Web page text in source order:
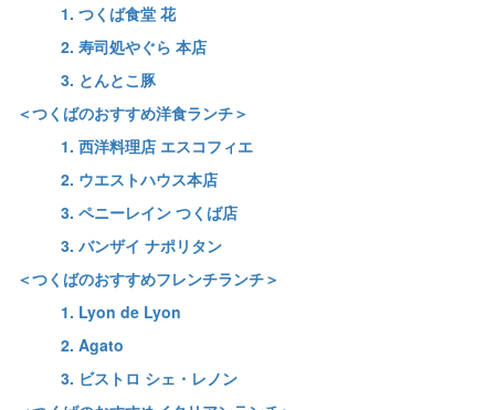
1. つくば食堂 花
2. 寿司処やぐら 本店
3. とんとこ豚
＜つくばのおすすめ洋食ランチ＞
1. 西洋料理店 エスコフィエ
2. ウエストハウス本店
3. ペニーレイン つくば店
3. バンザイ ナポリタン
＜つくばのおすすめフレンチランチ＞
1. Lyon de Lyon
2. Agato
3. ビストロ シェ・レノン